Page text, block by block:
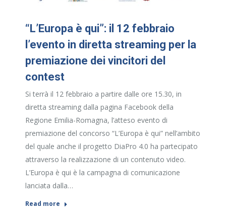
“L’Europa è qui”: il 12 febbraio
l’evento in diretta streaming per la
premiazione dei vincitori del
contest
Si terrà il 12 febbraio a partire dalle ore 15.30, in
diretta streaming dalla pagina Facebook della
Regione Emilia-Romagna, l’atteso evento di
premiazione del concorso “L’Europa è qui” nell’ambito
del quale anche il progetto DiaPro 4.0 ha partecipato
attraverso la realizzazione di un contenuto video.
L’Europa è qui è la campagna di comunicazione
lanciata dalla…
Read more